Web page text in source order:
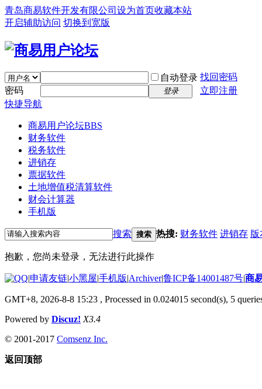
青岛商易软件开发有限公司 设为首页收藏本站
开启辅助访问 切换到宽版
自动登录 找回密码
密码
登录
立即注册
快捷导航
商易用户论坛BBS
财务软件
税务软件
进销存
票据软件
土地增值税清算软件
财会计算器
手机版
搜索 搜索 热搜: 财务软件 进销存 版
抱歉，您尚未登录，无法进行此操作
|申请友链|小黑屋|手机版|Archiver|鲁ICP备14001487号|商
GMT+8, 2026-8-8 15:23 , Processed in 0.024015 second(s), 5
Powered by Discuz! X3.4
© 2001-2017 Comsenz Inc.
返回顶部